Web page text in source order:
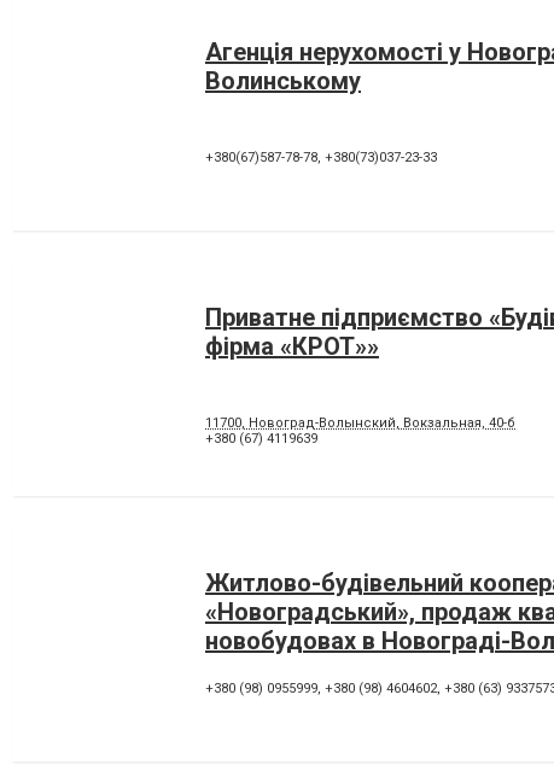
Агенція нерухомості у
Волинському
+380(67)587-78-78, +380(73)037-23-33
Приватне підприємство
фірма «КРОТ»»
11700, Новоград-Волынский, Вокзальная, 40-б
+380 (67) 4119639
Житлово-будівельний
«Новоградський», продаж
новобудовах в Новограді-
+380 (98) 0955999, +380 (98) 4604602, +380 (63)